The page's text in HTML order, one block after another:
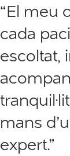
“El meu
cada
escoltat,
mans
expert.”